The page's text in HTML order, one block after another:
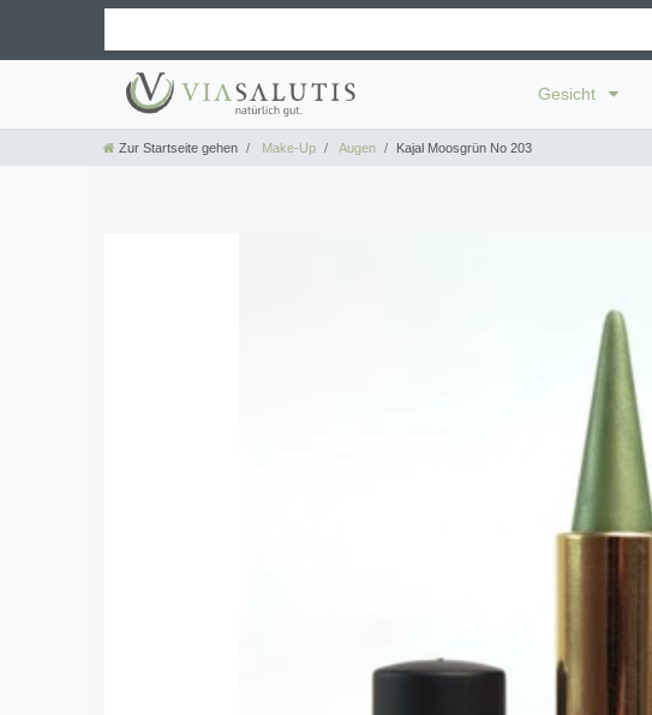
Gesicht
Zur Startseite gehen Make-Up Augen Kajal Moosgrün No 203